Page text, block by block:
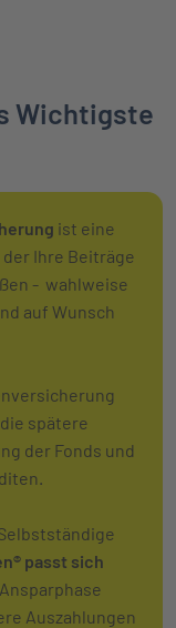
Wichtigste
ist eine
der Ihre Beiträge
- wahlweise
auf Wunsch
spätere
der Fonds und
passt sich
Auszahlungen